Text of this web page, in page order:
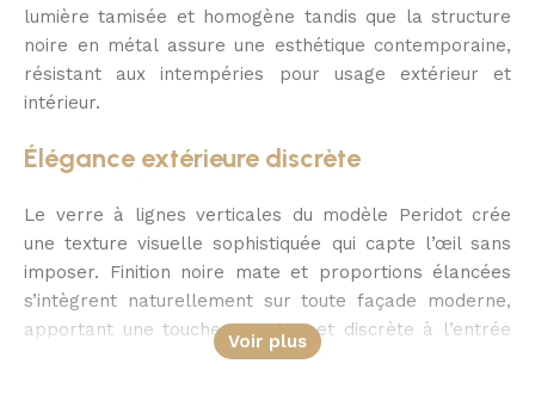
lumière tamisée et homogène tandis que la structure
noire en métal assure une esthétique contemporaine,
résistant aux intempéries pour usage extérieur et
intérieur.
Élégance extérieure discrète
Le verre à lignes verticales du modèle Peridot crée
une texture visuelle sophistiquée qui capte l’œil sans
imposer. Finition noire mate et proportions élancées
s’intègrent naturellement sur toute façade moderne,
apportant une touche premium et discrète à l’entrée
Voir plus